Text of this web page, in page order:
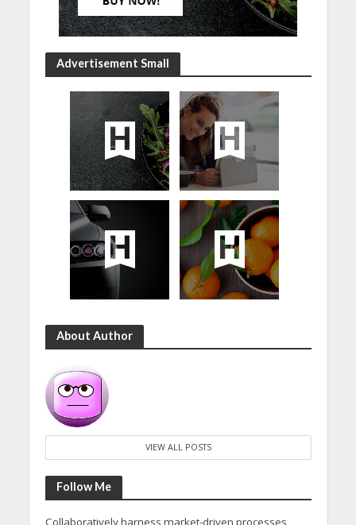
Advertisement Small
About Author
VIEW ALL POSTS
Follow Me
Collaboratively harness market-driven processes